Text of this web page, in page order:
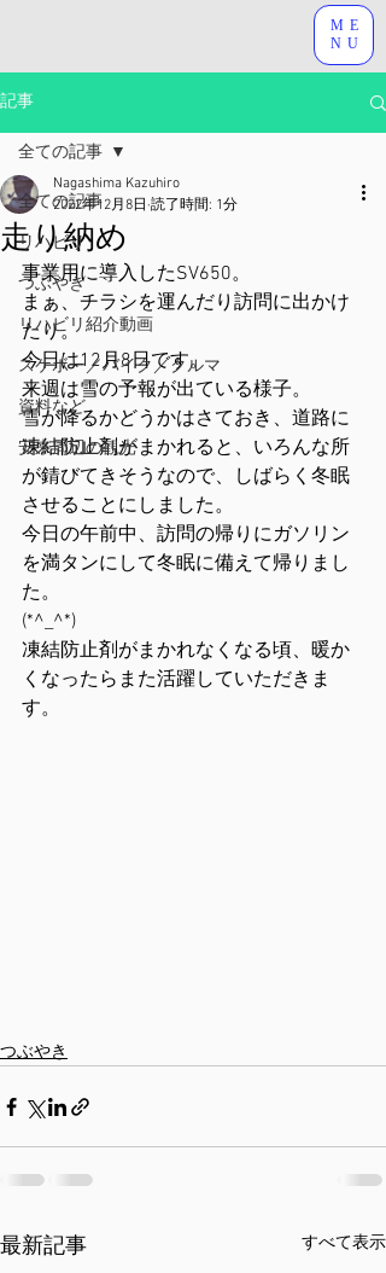
ME
NU
記事
全ての記事
リハビリ
つぶやき
リハビリ紹介動画
スケボー／バイク／クルマ
資料など
安来周辺の観光
全ての記事
走り納め
Nagashima Kazuhiro
2022年12月8日 読了時間: 1分
事業用に導入したSV650。
まぁ、チラシを運んだり訪問に出かけ
たり。
今日は12月8日です。
来週は雪の予報が出ている様子。
雪が降るかどうかはさておき、道路に
凍結防止剤がまかれると、いろんな所
が錆びてきそうなので、しばらく冬眠
させることにしました。
今日の午前中、訪問の帰りにガソリン
を満タンにして冬眠に備えて帰りまし
た。
(*^_^*)
凍結防止剤がまかれなくなる頃、暖か
くなったらまた活躍していただきま
す。
つぶやき
最新記事 すべて表示